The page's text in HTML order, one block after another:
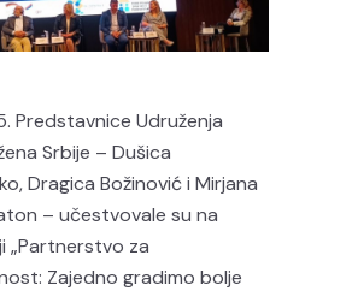
Predstavnice Udruženja
Srbije – Dušica
Dragica Božinović i Mirjana
– učestvovale su na
„Partnerstvo za
Zajedno gradimo bolje